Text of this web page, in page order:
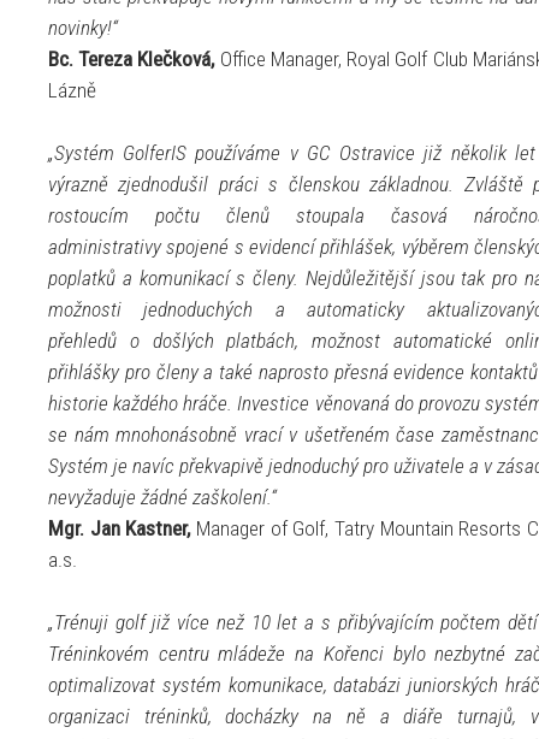
novinky!“
Bc. Tereza Klečková, Office Manager, Royal Golf Club
Lázně
„Systém GolferIS používáme v GC Ostravice již několik
výrazně zjednodušil práci s členskou základnou. Zvláště
rostoucím počtu členů stoupala časová
administrativy spojené s evidencí přihlášek, výběrem
poplatků a komunikací s členy. Nejdůležitější jsou tak pro
možnosti jednoduchých a automaticky
přehledů o došlých platbách, možnost automatické
přihlášky pro členy a také naprosto přesná evidence
historie každého hráče. Investice věnovaná do provozu
se nám mnohonásobně vrací v ušetřeném čase
Systém je navíc překvapivě jednoduchý pro uživatele a v
nevyžaduje žádné zaškolení.“
Mgr. Jan Kastner, Manager of Golf, Tatry Mountain Resorts
a.s.
„Trénuji golf již více než 10 let a s přibývajícím počtem
Tréninkovém centru mládeže na Kořenci bylo nezbytné
optimalizovat systém komunikace, databázi juniorských
organizaci tréninků, docházky na ně a diáře turnajů,